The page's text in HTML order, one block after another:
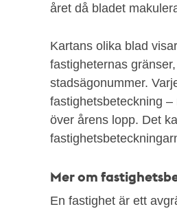
året då bladet
Kartans olika blad
fastigheternas
stadsägonummer.
fastighetsbeteckning
över årens lopp. Det
Mer om
En fastighet är ett